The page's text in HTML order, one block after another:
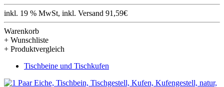
inkl. 19 % MwSt, inkl. Versand 91,59€
Warenkorb
+ Wunschliste
+ Produktvergleich
Tischbeine und Tischkufen